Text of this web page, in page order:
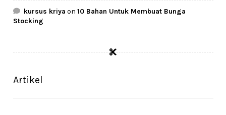
kursus kriya on10 Bahan Untuk Membuat Bunga
Stocking
Artikel